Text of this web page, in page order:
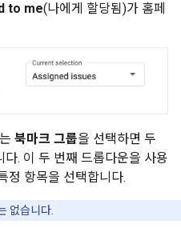
to me(나에게 할당됨)가 홈페
북마크 그룹을 선택하면 두
. 이 두 번째 드롭다운을 사용
정 항목을 선택합니다.
없습니다.